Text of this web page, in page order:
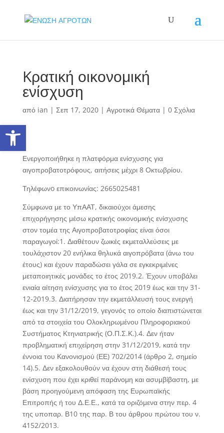
Kρατική οικονομική
ενίσχυση
από ian | Σεπ 17, 2020| Αγροτικά Θέματα| 0 Σχόλια
Ενεργοποιήθηκε η πλατφόρμα ενίσχυσης για
αιγοπροβατοτρόφους, αιτήσεις μέχρι 8 Οκτωβρίου.
Τηλέφωνo επικοινωνίας: 2665025481
Σύμφωνα με το ΥπΑΑΤ, δικαιούχοι άμεσης
επιχορήγησης μέσω κρατικής οικονομικής ενίσχυσης
στον τομέα της Αιγοπροβατοτροφίας είναι όσοι
παραγωγοί:1. Διαθέτουν ζωικές εκμεταλλεύσεις με
τουλάχιστον 20 ενήλικα θηλυκά αιγοπρόβατα (άνω του
έτους) και έχουν παραδώσει γάλα σε εγκεκριμένες
μεταποιητικές μονάδες το έτος 2019.2. Έχουν υποβάλει
ενιαία αίτηση ενίσχυσης για το έτος 2019 έως και την 31-
12-2019.3. Διατήρησαν την εκμετάλλευσή τους ενεργή
έως και την 31/12/2019, γεγονός το οποίο διαπιστώνεται
από τα στοιχεία του Ολοκληρωμένου Πληροφοριακού
Συστήματος Κτηνιατρικής (Ο.Π.Σ.Κ.).4. Δεν ήταν
προβληματική επιχείρηση στην 31/12/2019, κατά την
έννοια του Κανονισμού (ΕΕ) 702/2014 (άρθρο 2, σημείο
14).5. Δεν εξακολουθούν να έχουν στη διάθεσή τους
ενίσχυση που έχει κριθεί παράνομη και ασυμβίβαστη, με
βάση προηγούμενη απόφαση της Ευρωπαϊκής
Επιτροπής ή του Δ.Ε.Ε., κατά τα οριζόμενα στην περ. 4
της υποπαρ. Β10 της παρ. Β του άρθρου πρώτου του ν.
4152/2013.
Ανοίξτε τη γραμμή εργαλείων